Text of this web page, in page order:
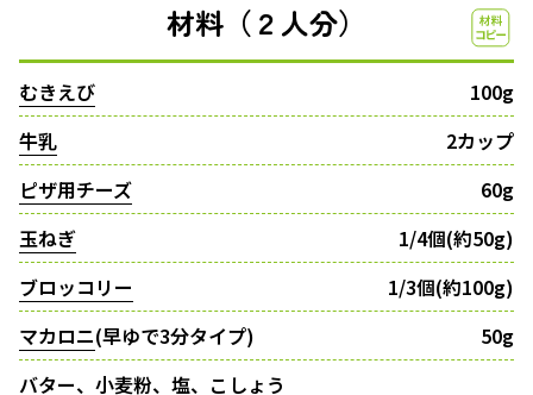
材料（２人分）
むきえび
100g
牛乳
2カップ
ピザ用チーズ
60g
玉ねぎ
1/4個(約50g)
ブロッコリー
1/3個(約100g)
マカロニ(早ゆで3分タイプ)
50g
バター、小麦粉、塩、こしょう